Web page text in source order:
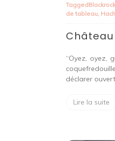
Tagged
de tableau,
“Oyez, oyez,
déclarer
Lire la suite